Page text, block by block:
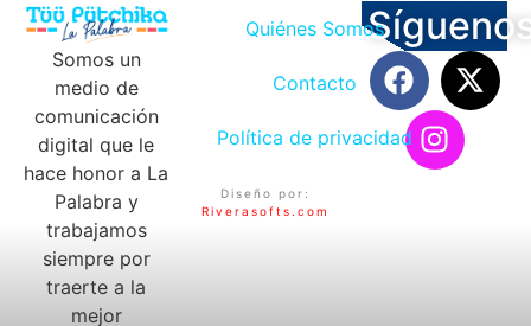
Somos un
medio de
comunicación
digital que le
hace honor a La
Palabra y
trabajamos
siempre por
traerte a la
mejor
Quiénes Somos
Contacto
Política de privacidad
Diseño por:
Riverasofts.com